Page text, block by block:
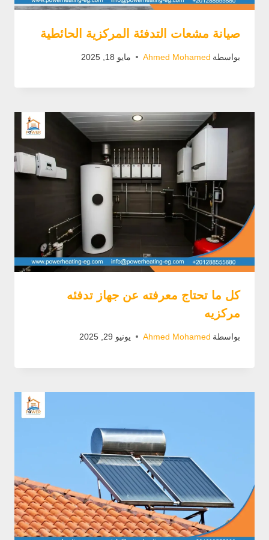
صيانة مشعات التدفئة المركزية الحائطية
بواسطة Ahmed Mohamed مايو 18, 2025
كل ما تحتاج معرفته عن جهاز تدفئه
مركزيه
بواسطة Ahmed Mohamed يونيو 29, 2025